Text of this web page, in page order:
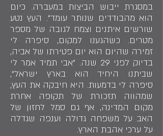
במסגרת ייבוש הביצות במעברה. כיום
הוא מהבודדים שנותר עומד". העץ נטע
שורשים איתנים וצמח לגובה של מספר
מטרים. כשהגענו למקום, סיפרה לי
זמירה שהיום הוא יום פטירתו של אביה,
בדיוק לפני 29 שנה. "אבי תמיד אמר לי
שביתנו היחיד הוא בארץ ישראל",
סיפרה לי בדמעות. היא חיבקה את העץ,
שמהווה תזכורת של תקופה אחרת
מקום המדינה, אף גם סמל לחזון של
האב על משפחה גדולה וענפה שגדלה
על ערכי אהבת הארץ.